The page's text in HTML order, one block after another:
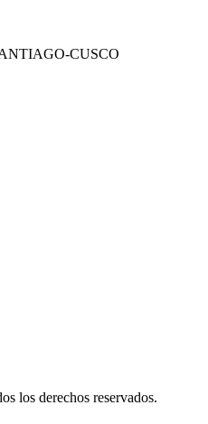
CUSCO
los derechos reservados.